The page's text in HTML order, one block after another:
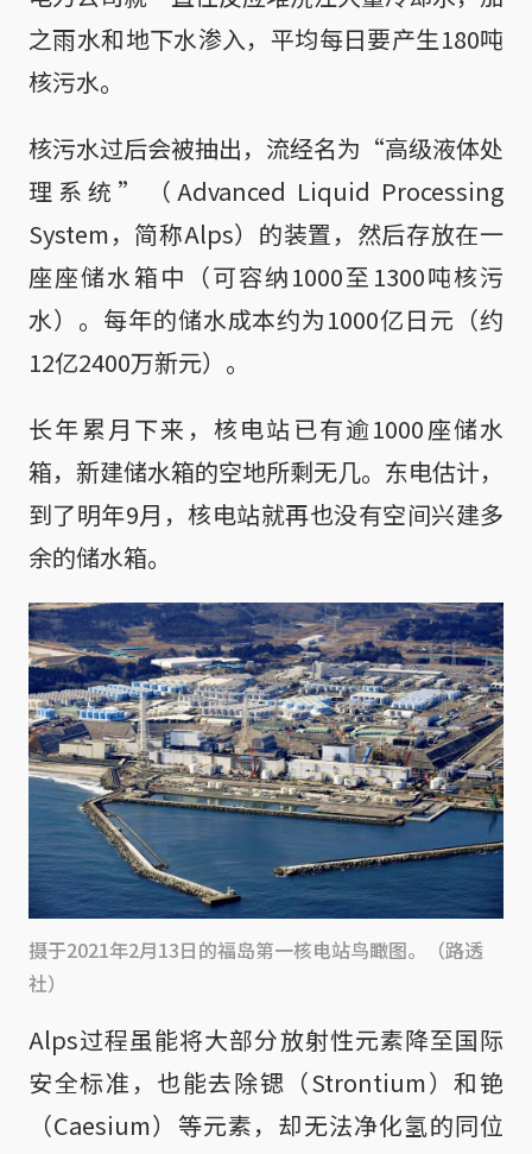
之雨水和地下水渗入，平均每日要产生180吨
核污水。
核污水过后会被抽出，流经名为“高级液体处
理系统”（Advanced Liquid Processing
System，简称Alps）的装置，然后存放在一
座座储水箱中（可容纳1000至1300吨核污
水）。每年的储水成本约为1000亿日元（约
12亿2400万新元）。
长年累月下来，核电站已有逾1000座储水
箱，新建储水箱的空地所剩无几。东电估计，
到了明年9月，核电站就再也没有空间兴建多
余的储水箱。
摄于2021年2月13日的福岛第一核电站鸟瞰图。（路透
社）
Alps过程虽能将大部分放射性元素降至国际
安全标准，也能去除锶（Strontium）和铯
（Caesium）等元素，却无法净化氢的同位